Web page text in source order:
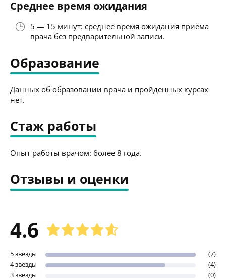
Среднее время ожидания
5 — 15 минут: среднее время ожидания приёма
врача без предварительной записи.
Образование
Данных об образовании врача и пройденных курсах
нет.
Стаж работы
Опыт работы врачом: более 8 года.
Отзывы и оценки
4.6
5 звезды
(7)
4 звезды
(4)
3 звезды
(0)